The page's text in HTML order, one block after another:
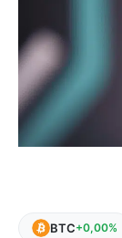
BTC+0,00%